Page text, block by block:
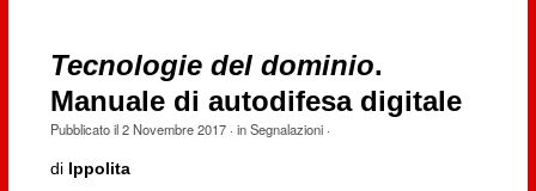
Tecnologie del dominio.
Manuale di autodifesa digitale
Pubblicato il2 Novembre 2017· inSegnalazioni·
diIppolita